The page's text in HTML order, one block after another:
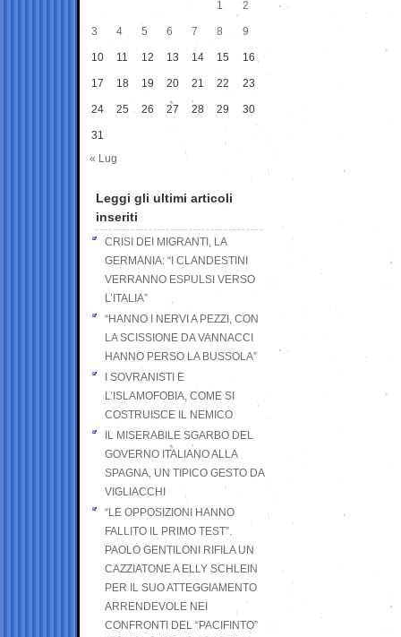
1
2
3 4 5 6 7 8 9
10 11 12 13 14 15 16
17 18 19 20 21 22 23
24 25 26 27 28 29 30
31
« Lug
Leggi gli ultimi articoli
inseriti
CRISI DEI MIGRANTI, LA
GERMANIA: “I CLANDESTINI
VERRANNO ESPULSI VERSO
L’ITALIA”
“HANNO I NERVI A PEZZI, CON
LA SCISSIONE DA VANNACCI
HANNO PERSO LA BUSSOLA”
I SOVRANISTI E
L’ISLAMOFOBIA, COME SI
COSTRUISCE IL NEMICO
IL MISERABILE SGARBO DEL
GOVERNO ITALIANO ALLA
SPAGNA, UN TIPICO GESTO DA
VIGLIACCHI
“LE OPPOSIZIONI HANNO
FALLITO IL PRIMO TEST”.
PAOLO GENTILONI RIFILA UN
CAZZIATONE A ELLY SCHLEIN
PER IL SUO ATTEGGIAMENTO
ARRENDEVOLE NEI
CONFRONTI DEL “PACIFINTO”